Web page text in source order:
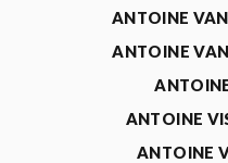
ANTOINE
ANTOINE
ANTOINE
ANTOINE